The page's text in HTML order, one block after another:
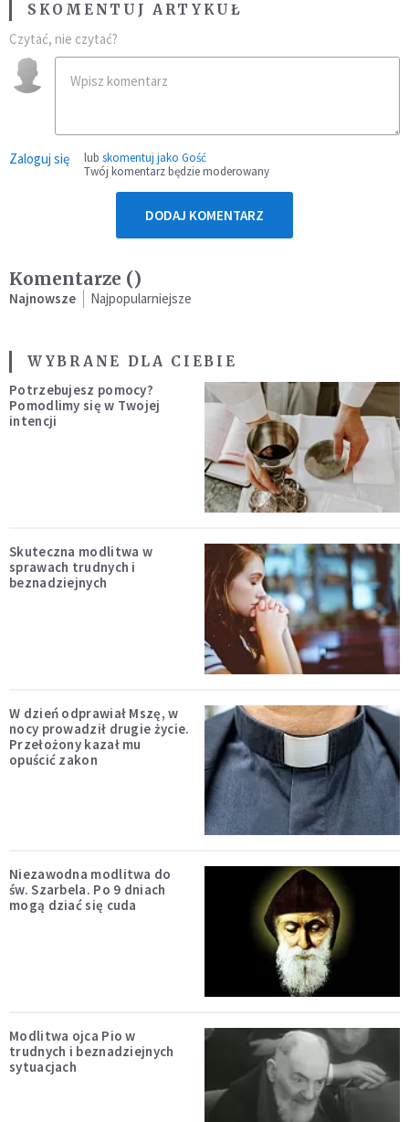
SKOMENTUJ ARTYKUŁ
Czytać, nie czytać?
Zaloguj się lub skomentuj jako Gość
Twój komentarz będzie moderowany
DODAJ KOMENTARZ
Komentarze ()
Najnowsze Najpopularniejsze
WYBRANE DLA CIEBIE
Potrzebujesz pomocy?
Pomodlimy się w Twojej
intencji
Skuteczna modlitwa w
sprawach trudnych i
beznadziejnych
W dzień odprawiał Mszę, w
nocy prowadził drugie życie.
Przełożony kazał mu
opuścić zakon
Niezawodna modlitwa do
św. Szarbela. Po 9 dniach
mogą dziać się cuda
Modlitwa ojca Pio w
trudnych i beznadziejnych
sytuacjach